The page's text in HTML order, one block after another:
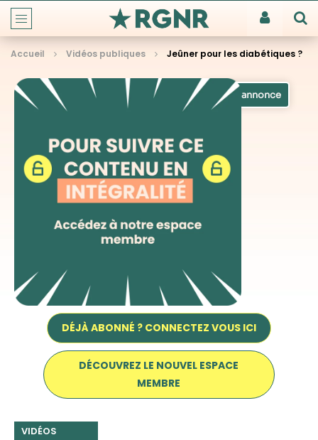
Accueil Vidéos publiques Jeûner pour les diabétiques ?
DÉJÀ ABONNÉ ? CONNECTEZ VOUS ICI
DÉCOUVREZ LE NOUVEL ESPACE
MEMBRE
VIDÉOS